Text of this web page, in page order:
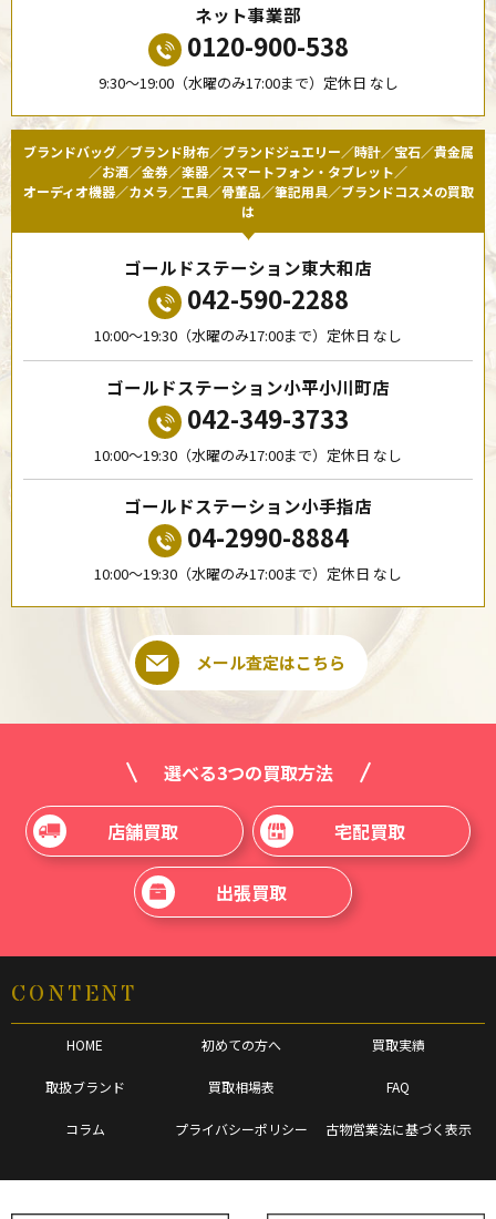
ネット事業部
0120-900-538
9:30〜19:00（水曜のみ17:00まで）定休日 なし
ブランドバッグ／ブランド財布／ブランドジュエリー／時計／宝石／貴金属
／お酒／金券／楽器／スマートフォン・タブレット／
オーディオ機器／カメラ／工具／骨董品／筆記用具／ブランドコスメの買取
は
ゴールドステーション東大和店
042-590-2288
10:00〜19:30（水曜のみ17:00まで）定休日 なし
ゴールドステーション小平小川町店
042-349-3733
10:00〜19:30（水曜のみ17:00まで）定休日 なし
ゴールドステーション小手指店
04-2990-8884
10:00〜19:30（水曜のみ17:00まで）定休日 なし
メール査定はこちら
選べる3つの買取方法
店舗買取 宅配買取
出張買取
CONTENT
HOME 初めての方へ 買取実績
取扱ブランド 買取相場表 FAQ
コラム プライバシーポリシー 古物営業法に基づく表示